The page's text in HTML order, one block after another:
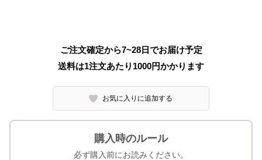
ご注文確定から7~28日でお届け予定
送料は1注文あたり 1000円かかります
お気に入りに追加する
購入時のルール
必ず購入前にお読みください。